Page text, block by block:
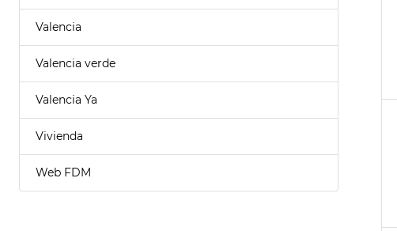
Valencia
Valencia verde
Valencia Ya
Vivienda
Web FDM